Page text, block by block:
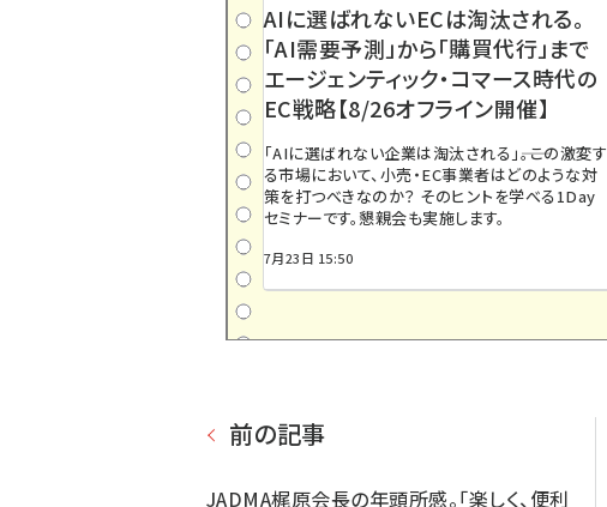
AIに選ばれないECは淘汰される。
「AI需要予測」から「購買代行」まで
エージェンティック・コマース時代の
EC戦略【8/26オフライン開催】
「AIに選ばれない企業は淘汰される」――。この激変す
る市場において、小売・EC事業者はどのような対
策を打つべきなのか？ そのヒントを学べる1Day
セミナーです。懇親会も実施します。
7月23日 15:50
前の記事
JADMA梶原会長の年頭所感。「楽しく、便利